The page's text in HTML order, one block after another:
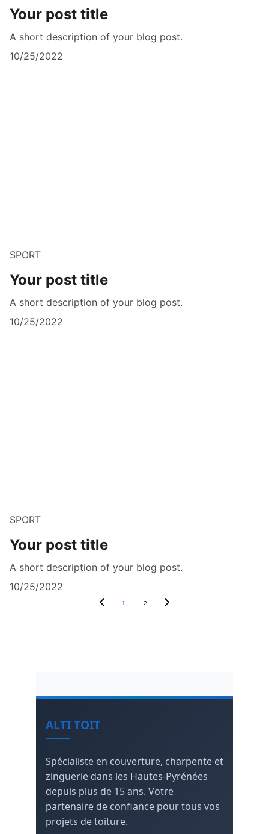
Your post title
A short description of your blog post.
10/25/2022
SPORT
Your post title
A short description of your blog post.
10/25/2022
SPORT
Your post title
A short description of your blog post.
10/25/2022
1 2